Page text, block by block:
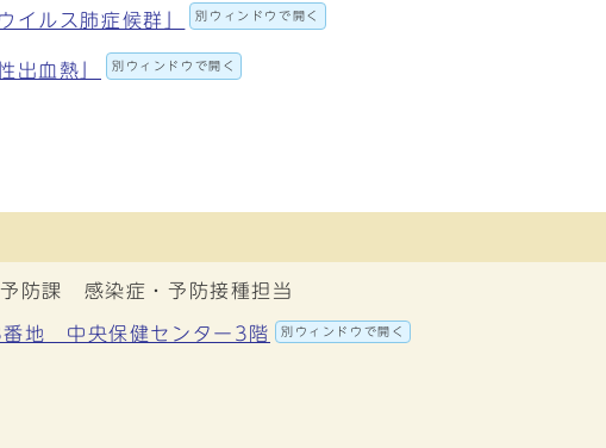
イルス肺症候群」 別ウィンドウで開く
出血熱」 別ウィンドウで開く
課 感染症・予防接種担当
地 中央保健センター3階 別ウィンドウで開く